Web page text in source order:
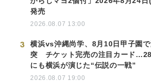
発売
2026.08.07 13:00
3
横浜vs沖縄尚学、8月10日甲子園
突 チケット完売の注目カード
にも横浜が演じた“伝説の一戦”
2026.08.07 19:00